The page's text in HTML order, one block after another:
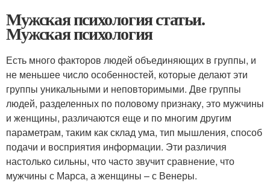
Мужская психология статьи.
Мужская психология
Есть много факторов людей объединяющих в группы, и
не меньшее число особенностей, которые делают эти
группы уникальными и неповторимыми. Две группы
людей, разделенных по половому признаку, это мужчины
и женщины, различаются еще и по многим другим
параметрам, таким как склад ума, тип мышления, способ
подачи и восприятия информации. Эти различия
настолько сильны, что часто звучит сравнение, что
мужчины с Марса, а женщины – с Венеры.